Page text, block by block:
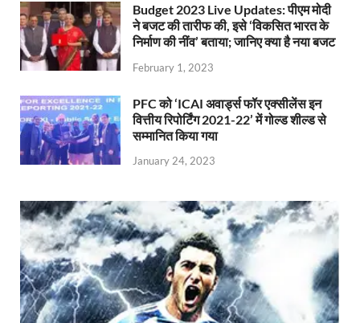
Budget 2023 Live Updates: पीएम मोदी
ने बजट की तारीफ की, इसे ‘विकसित भारत के
निर्माण की नींव’ बताया; जानिए क्या है नया बजट
February 1, 2023
PFC को ‘ICAI अवार्ड्स फॉर एक्सीलेंस इन
वित्तीय रिपोर्टिंग 2021-22’ में गोल्ड शील्ड से
सम्मानित किया गया
January 24, 2023